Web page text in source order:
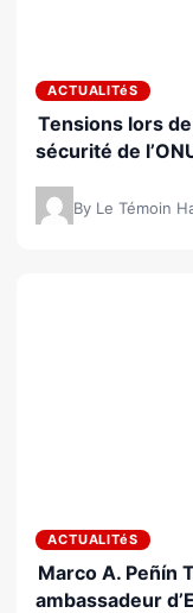
ACTUALITéS
Tensions lors
sécurité de
By Le Témoin
ACTUALITéS
Marco A. Peñín
ambassadeur